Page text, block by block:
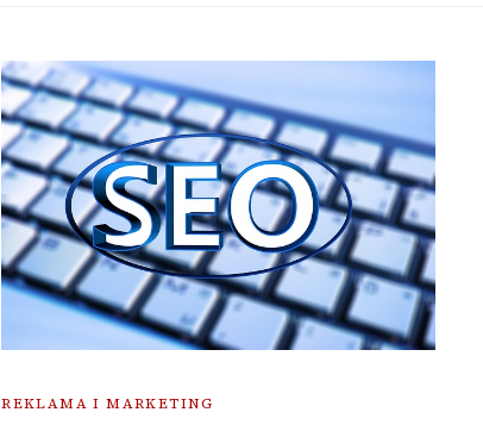
REKLAMA I MARKETING